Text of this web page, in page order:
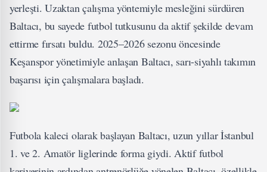
yerleşti. Uzaktan çalışma yöntemiyle mesleğini sürdüren
Baltacı, bu sayede futbol tutkusunu da aktif şekilde devam
ettirme fırsatı buldu. 2025–2026 sezonu öncesinde
Keşanspor yönetimiyle anlaşan Baltacı, sarı-siyahlı takımın
başarısı için çalışmalara başladı.
Futbola kaleci olarak başlayan Baltacı, uzun yıllar İstanbul
1. ve 2. Amatör liglerinde forma giydi. Aktif futbol